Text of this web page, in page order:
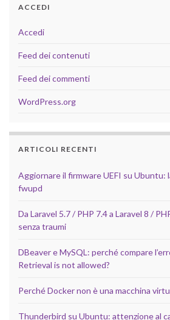
ACCEDI
Accedi
Feed dei contenuti
Feed dei commenti
WordPress.org
ARTICOLI RECENTI
Aggiornare il firmware UEFI su Ubuntu:
fwupd
Da Laravel 5.7 / PHP 7.4 a Laravel 8 /
senza traumi
DBeaver e MySQL: perché compare
Retrieval is not allowed?
Perché Docker non è una macchina
Thunderbird su Ubuntu: attenzione al